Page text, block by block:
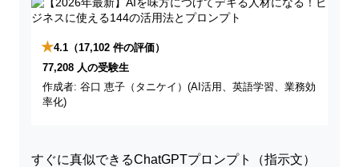
★4.1 （17,102 件の評価）
77,208 人の受験生
作成者: 谷口 恵子（タニケイ）(AI活用、英語学習、業務効
率化)
すぐに真似できるChatGPTプロンプト（指示文）